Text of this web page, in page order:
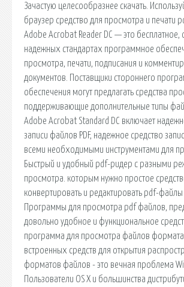
Зачастую целесообразнее скачать.
браузер средство для просмотра и печати
Adobe Acrobat Reader DC — это бесплатное,
надежных стандартах программное
просмотра, печати, подписания и
документов. Поставщики стороннего
обеспечения могут предлагать средства
поддерживающие дополнительные типы
Adobe Acrobat Standard DC включает
записи файлов PDF, надежное средство
всеми необходимыми инструментами для
Быстрый и удобный pdf-ридер с разными
просмотра. которым нужно простое
конвертировать и редактировать pdf-файлы
Программы для просмотра pdf файлов,
довольно удобное и функциональное
программа для просмотра файлов формата.
встроенных средств для открытия
форматов файлов - это вечная проблема
Пользователи OS X и большинства